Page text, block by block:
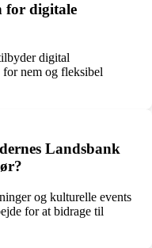
for digitale
digital
nem og fleksibel
Landsbank
og kulturelle events
for at bidrage til